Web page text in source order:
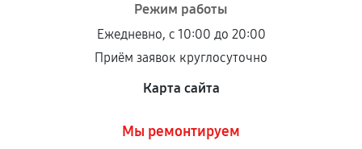
Режим работы
Ежедневно, с 10:00 до 20:00
Приём заявок круглосуточно
Карта сайта
Мы ремонтируем